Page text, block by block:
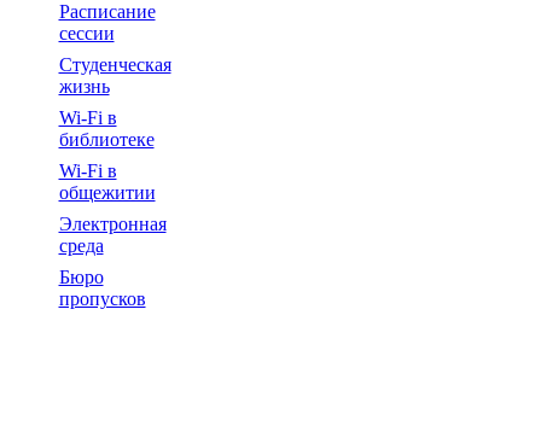
Расписание
сессии
Студенческая
жизнь
Wi-Fi в
библиотеке
Wi-Fi в
общежитии
Электронная
среда
Бюро
пропусков